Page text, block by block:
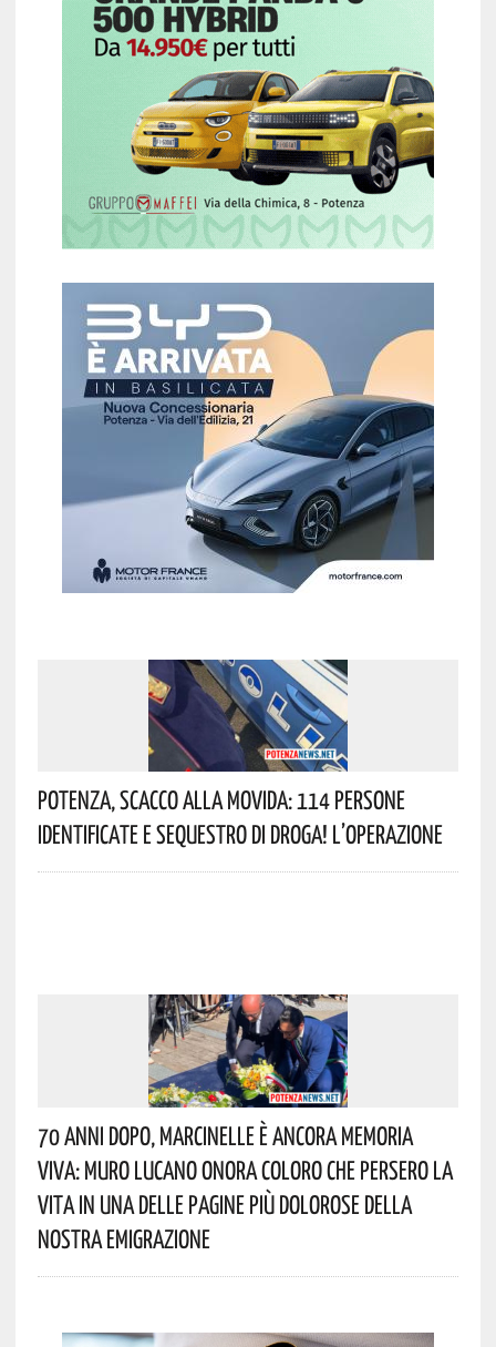
Potenza, Scacco Alla Movida: 114 Persone
Identificate E Sequestro Di Droga! L’operazione
70 Anni Dopo, Marcinelle È Ancora Memoria
Viva: Muro Lucano Onora Coloro Che Persero La
Vita In Una Delle Pagine Più Dolorose Della
Nostra Emigrazione